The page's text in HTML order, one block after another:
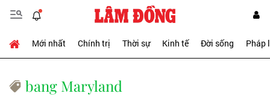
Mới nhất Chính trị Thời sự Kinh tế Đời sống Pháp
bang Maryland